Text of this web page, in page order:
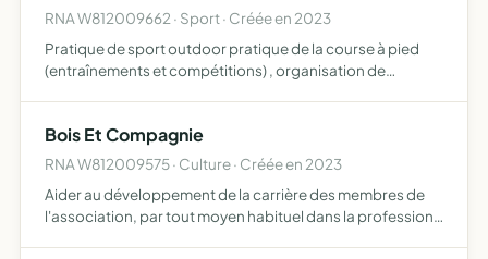
RNA W812009662 · Sport · Créée en 2023
Pratique de sport outdoor pratique de la course à pied
(entraînements et compétitions) , organisation de
Bois Et Compagnie
RNA W812009575 · Culture · Créée en 2023
Aider au développement de la carrière des membres de
l'association, par tout moyen habituel dans la profession,